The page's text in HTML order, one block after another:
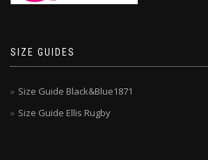
SIZE GUIDES
Size Guide Black&Blue1871
Size Guide Ellis Rugby